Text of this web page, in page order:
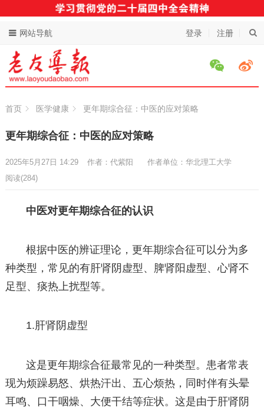
登录 注册
网站导航
首页 医学健康 更年期综合征：中医的应对策略
更年期综合征：中医的应对策略
作者：代紫阳 作者单位：华北理工大学
2025年5月27日 14:29
阅读(284)
中医对更年期综合征的认识
根据中医的辨证理论，更年期综合征可以分为多
种类型，常见的有肝肾阴虚型、脾肾阳虚型、心肾不
足型、痰热上扰型等。
1.肝肾阴虚型
这是更年期综合征最常见的一种类型。患者常表
现为烦躁易怒、烘热汗出、五心烦热，同时伴有头晕
耳鸣、口干咽燥、大便干结等症状。这是由于肝肾阴